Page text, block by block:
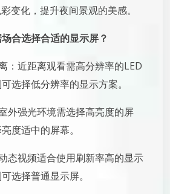
变化，提升夜间景观的美感。
合选择合适的显示屏？
：近距离观看需高分辨率的LED
选择低分辨率的显示方案。
外强光环境需选择高亮度的屏
度适中的屏幕。
态视频适合使用刷新率高的显示
选择普通显示屏。